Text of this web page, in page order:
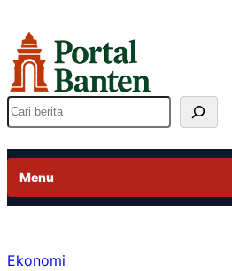
ke
konten
Cari
Menu
Ekonomi